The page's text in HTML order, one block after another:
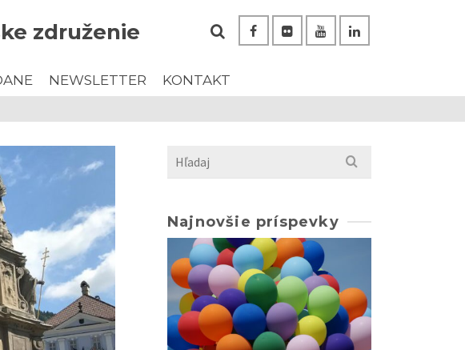
združenie
NEWSLETTER KONTAKT
Search
for:
Najnovšie príspevky